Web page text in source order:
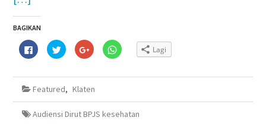
BAGIKAN
Klik
untuk
membagikan
Facebook(Membuka
jendela
baru)
Klik
untuk
berbagi
Twitter(Membuka
jendela
baru)
Klik
untuk
berbagi
Google+
di
yang
baru)
Klik
untuk
WhatsApp(Membuka
baru)
Lagi
Featured, Klaten
Audiensi Dirut BPJS kesehatan